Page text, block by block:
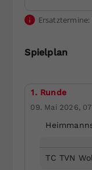
Ersatztermine:
Spielplan
1. Runde
09. Mai 2026,
TC TVN
Zweck